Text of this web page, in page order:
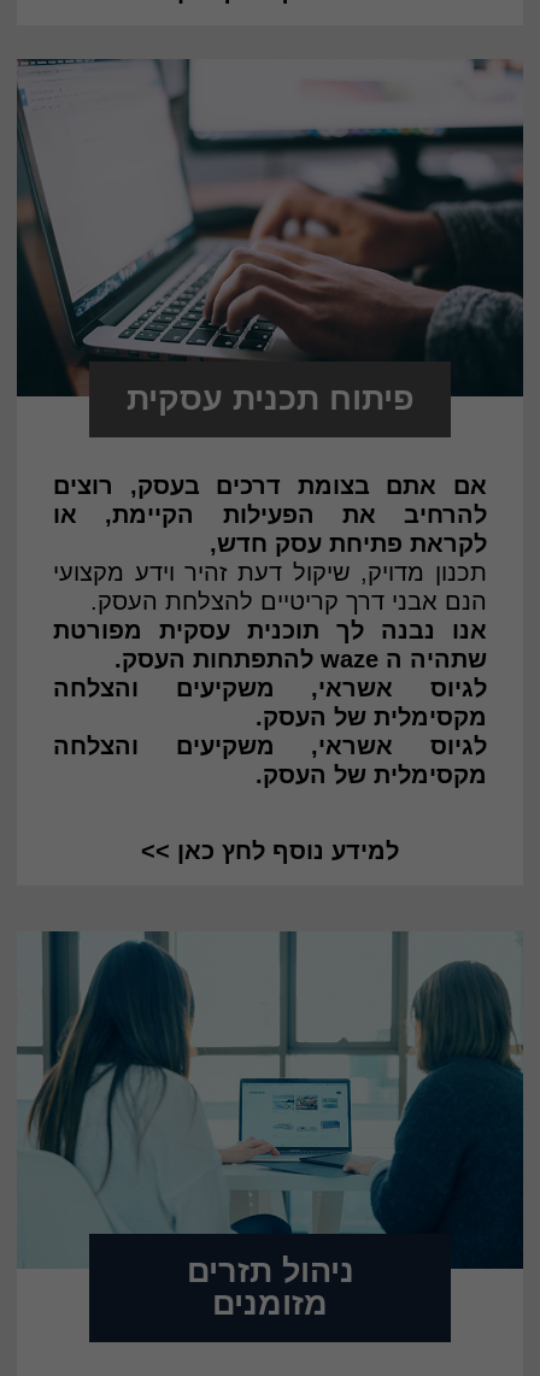
פיתוח תכנית עסקית
אם אתם בצומת דרכים בעסק, רוצים
להרחיב את הפעילות הקיימת, או
לקראת פתיחת עסק חדש,
תכנון מדויק, שיקול דעת זהיר וידע מקצועי
הנם אבני דרך קריטיים להצלחת העסק.
אנו נבנה לך תוכנית עסקית מפורטת
שתהיה ה waze להתפתחות העסק.
לגיוס אשראי, משקיעים והצלחה
מקסימלית של העסק.
לגיוס אשראי, משקיעים והצלחה
מקסימלית של העסק.
למידע נוסף לחץ כאן >>
ניהול תזרים
מזומנים